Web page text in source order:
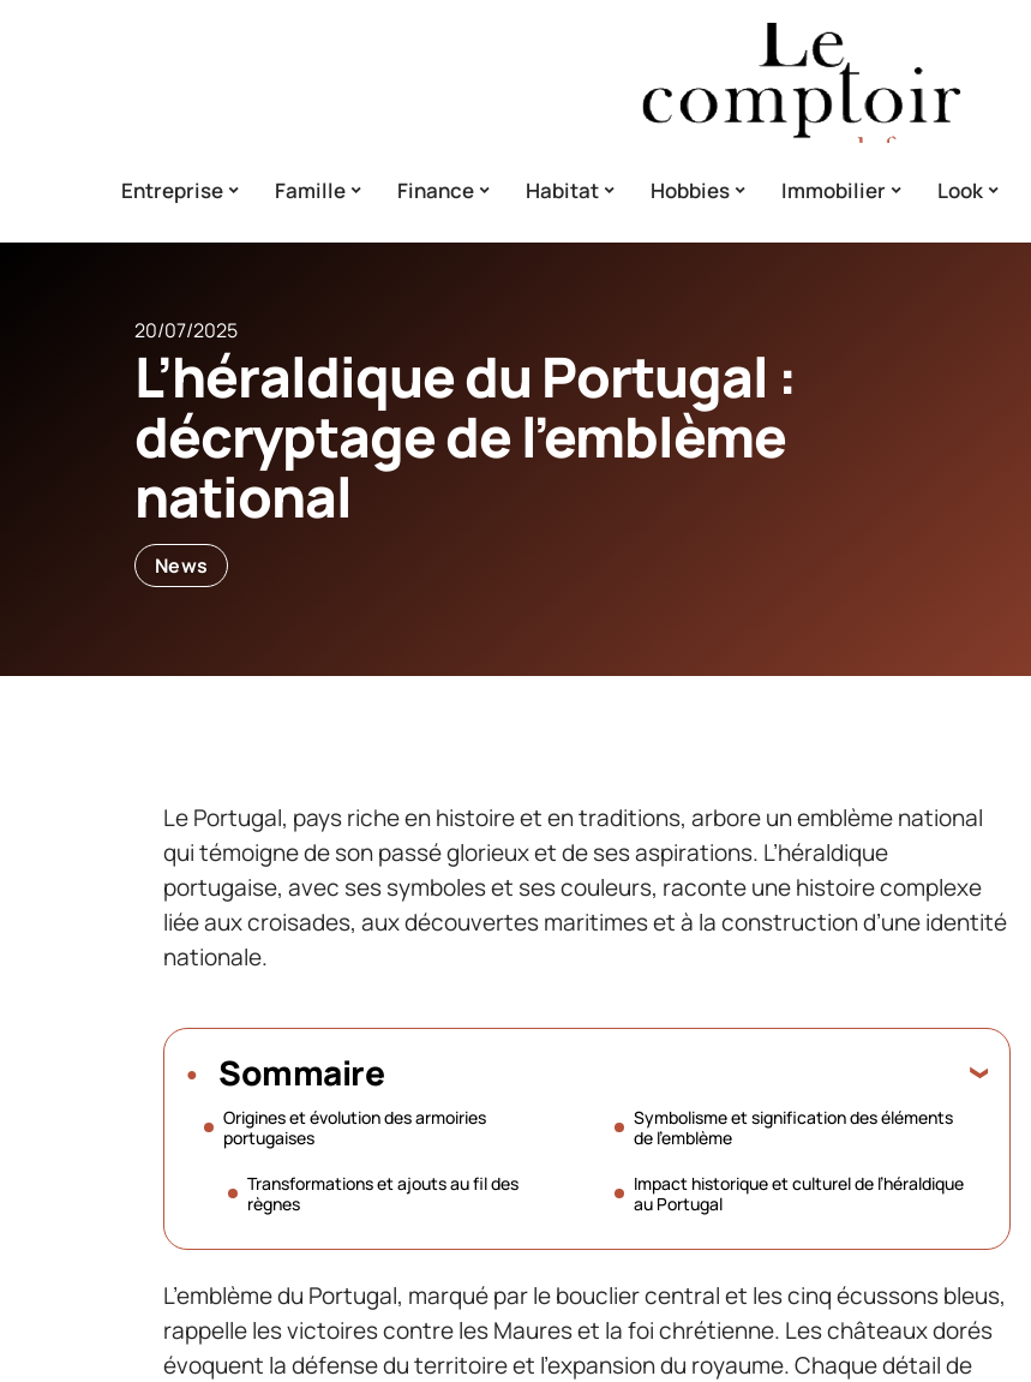
Entreprise Famille Finance Habitat Hobbies Immobilier Look
20/07/2025
L’héraldique du Portugal :
décryptage de l’emblème
national
News
Le Portugal, pays riche en histoire et en traditions, arbore un emblème national
qui témoigne de son passé glorieux et de ses aspirations. L’héraldique
portugaise, avec ses symboles et ses couleurs, raconte une histoire complexe
liée aux croisades, aux découvertes maritimes et à la construction d’une identité
nationale.
Sommaire
Origines et évolution des armoiries
portugaises
Transformations et ajouts au fil des
règnes
Symbolisme et signification des éléments
de l’emblème
Impact historique et culturel de l’héraldique
au Portugal
L’emblème du Portugal, marqué par le bouclier central et les cinq écussons bleus,
rappelle les victoires contre les Maures et la foi chrétienne. Les châteaux dorés
évoquent la défense du territoire et l’expansion du royaume. Chaque détail de